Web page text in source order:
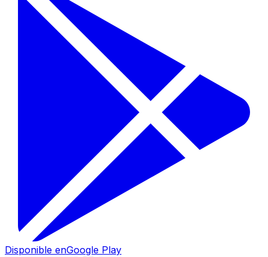
Disponible enGoogle Play